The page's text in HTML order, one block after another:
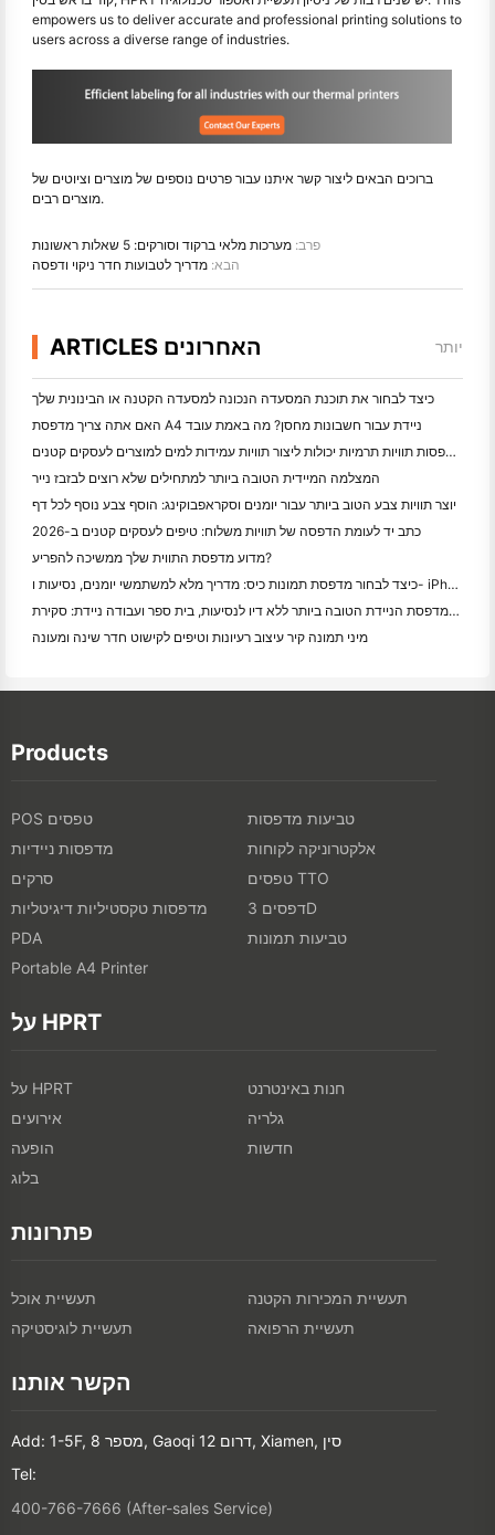
empowers us to deliver accurate and professional printing solutions to
users across a diverse range of industries.
ברוכים הבאים ליצור קשר איתנו עבור פרטים נוספים של מוצרים וציוטים של
מוצרים רבים.
פרב: מערכות מלאי ברקוד וסורקים: 5 שאלות ראשונות
הבא: מדריך לטבועות חדר ניקוי ודפסה
ARTICLES האחרונים יותר
כיצד לבחור את תוכנת המסעדה הנכונה למסעדה הקטנה או הבינונית שלך
האם אתה צריך מדפסת A4 ניידת עבור חשבונות מחסן? מה באמת עובד
האם מדפסות תוויות תרמיות יכולות ליצור תוויות עמידות למים למוצרים לעסקים קטנים?
המצלמה המיידית הטובה ביותר למתחילים שלא רוצים לבזבז נייר
יוצר תוויות צבע הטוב ביותר עבור יומנים וסקראפבוקינג: הוסף צבע נוסף לכל דף
כתב יד לעומת הדפסה של תוויות משלוח: טיפים לעסקים קטנים ב-2026
מדוע מדפסת התווית שלך ממשיכה להפריע?
כיצד לבחור מדפסת תמונות כיס: מדריך מלא למשתמשי יומנים, נסיעות ו- iPhone
המדפסת הניידת הטובה ביותר ללא דיו לנסיעות, בית ספר ועבודה ניידת: סקירת Hanin MT620 Pro
מיני תמונה קיר עיצוב רעיונות וטיפים לקישוט חדר שינה ומעונה
Products
POS טפסים
טביעות מדפסות
מדפסות ניידיות
אלקטרוניקה לקוחות
סרקים
טפסים TTO
מדפסות טקסטיליות דיגיטליות
דפסים 3D
PDA
טביעות תמונות
Portable A4 Printer
על HPRT
על HPRT
חנות באינטרנט
אירועים
גלריה
הופעה
חדשות
בלוג
פתרונות
תעשיית אוכל
תעשיית המכירות הקטנה
תעשיית לוגיסטיקה
תעשיית הרפואה
הקשר אותנו
Add: 1-5F, מספר 8, Gaoqi דרום 12, Xiamen, סין
Tel:
400-766-7666 (After-sales Service)